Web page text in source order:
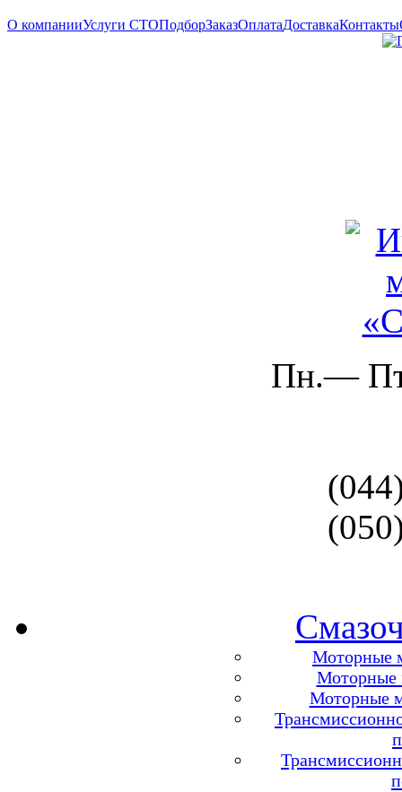
О компанииУслуги СТОПодборЗаказОплатаДоставкаКонтакты
Пн.—
Моторные
Моторные
Моторные